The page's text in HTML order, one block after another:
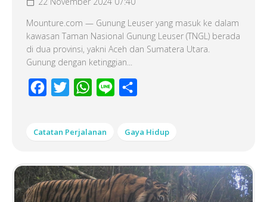
Mounture.com — Gunung Leuser yang masuk ke dalam
kawasan Taman Nasional Gunung Leuser (TNGL) berada
di dua provinsi, yakni Aceh dan Sumatera Utara.
Gunung dengan ketinggian...
Facebook
Twitter WhatsApp
Line
Catatan Perjalanan Gaya Hidup